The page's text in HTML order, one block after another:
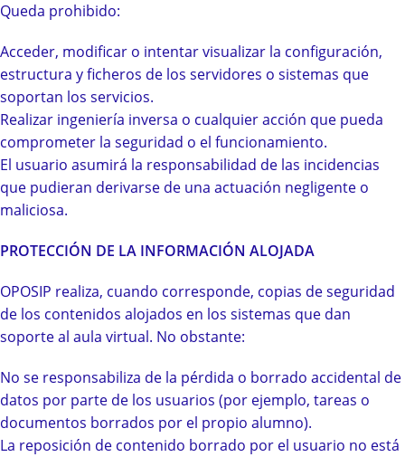
Queda prohibido:
Acceder, modificar o intentar visualizar la configuración,
estructura y ficheros de los servidores o sistemas que
soportan los servicios.
Realizar ingeniería inversa o cualquier acción que pueda
comprometer la seguridad o el funcionamiento.
El usuario asumirá la responsabilidad de las incidencias
que pudieran derivarse de una actuación negligente o
maliciosa.
PROTECCIÓN DE LA INFORMACIÓN ALOJADA
OPOSIP realiza, cuando corresponde, copias de seguridad
de los contenidos alojados en los sistemas que dan
soporte al aula virtual. No obstante:
No se responsabiliza de la pérdida o borrado accidental de
datos por parte de los usuarios (por ejemplo, tareas o
documentos borrados por el propio alumno).
La reposición de contenido borrado por el usuario no está